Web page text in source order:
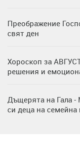
Преображение
свят ден
Хороскоп за
решения и
Дъщерята на Гала
си деца на